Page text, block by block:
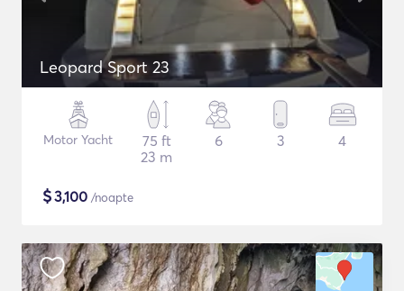
Leopard Sport 23
Motor Yacht
75 ft
23 m
6 3 4
$3,100 /noapte